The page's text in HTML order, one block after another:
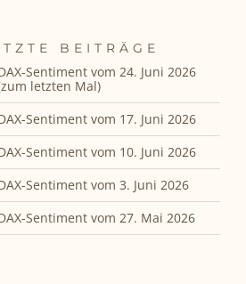
BEITRÄGE
Sentiment vom 24. Juni 2026
letzten Mal)
Sentiment vom 17. Juni 2026
Sentiment vom 10. Juni 2026
Sentiment vom 3. Juni 2026
Sentiment vom 27. Mai 2026